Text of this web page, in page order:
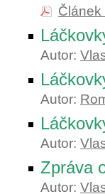
Autor:
Autor:
Autor:
Zpráva
Autor: